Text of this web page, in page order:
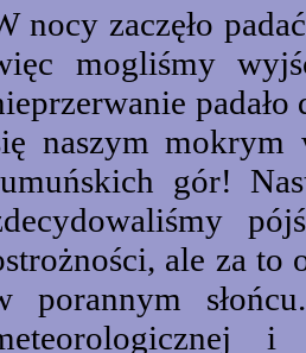
nocy zaczęło
mogliśmy
naszym mokrym
gór!
ale za to
porannym